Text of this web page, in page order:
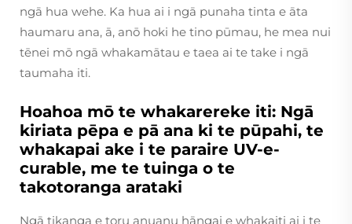
ngā hua wehe. Ka hua ai i ngā punaha tinta e āta
haumaru ana, ā, anō hoki he tino pūmau, he mea nui
tēnei mō ngā whakamātau e taea ai te take i ngā
taumaha iti.
Hoahoa mō te whakarereke iti: Ngā
kiriata pēpa e pā ana ki te pūpahi, te
whakapai ake i te paraire UV-e-
curable, me te tuinga o te
takotoranga arataki
Ngā tikanga e toru anuanu hāngai e whakaiti ai i te